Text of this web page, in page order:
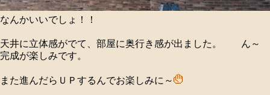
なんかいいでしょ！！
天井に立体感がでて、部屋に奥行き感が出ました。 ん～
完成が楽しみです。
また進んだらＵＰするんでお楽しみに～